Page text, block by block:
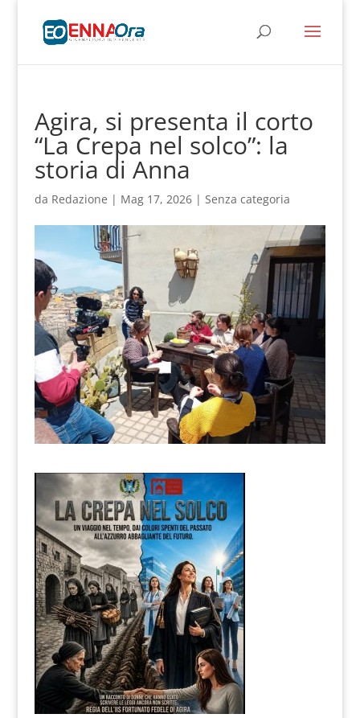
Agira, si presenta il corto
“La Crepa nel solco”: la
storia di Anna
da Redazione | Mag 17, 2026| Senza categoria